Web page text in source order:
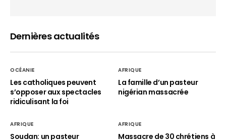
Dernières actualités
OCÉANIE
Les catholiques peuvent
s’opposer aux spectacles
ridiculisant la foi
AFRIQUE
La famille d’un pasteur
nigérian massacrée
AFRIQUE
Soudan: un pasteur
AFRIQUE
Massacre de 30 chrétiens à